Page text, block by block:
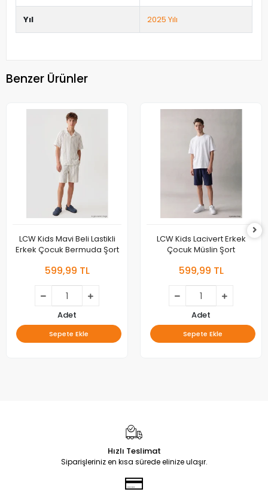
Yıl 2025 Yılı
Benzer Ürünler
LCW Kids Mavi Beli Lastikli
Erkek Çocuk Bermuda Şort
599,99 TL
Adet
Sepete Ekle
LCW Kids Lacivert Erkek
Çocuk Müslin Şort
599,99 TL
Adet
Sepete Ekle
Hızlı Teslimat
Siparişleriniz en kısa sürede elinize ulaşır.